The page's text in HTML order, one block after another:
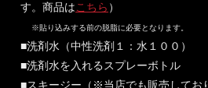
す。商品はこちら ）
※貼り込みする前の脱脂に必要となります。
■洗剤水（中性洗剤１：水１００）
■洗剤水を入れるスプレーボトル
■スキージー（※当店でも販売してお